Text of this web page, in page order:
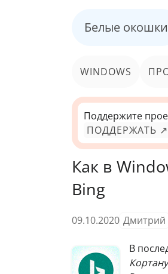
Белые окошки
WINDOWS
Поддержите
ПОДДЕРЖАТЬ ↗
Как в
Bing
09.10.2020 Дмитрий
В
Кортану